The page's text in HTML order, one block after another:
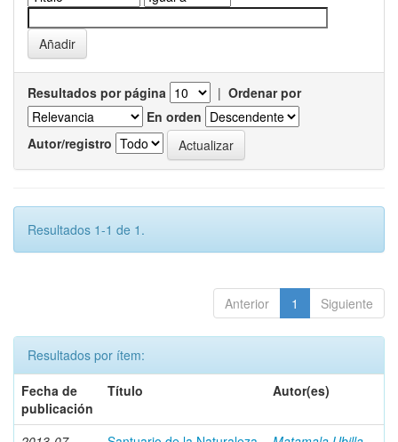
Resultados por página | Ordenar por
En orden
Autor/registro
Resultados 1-1 de 1.
Anterior 1 Siguiente
Resultados por ítem:
Fecha de
publicación
Título Autor(es)